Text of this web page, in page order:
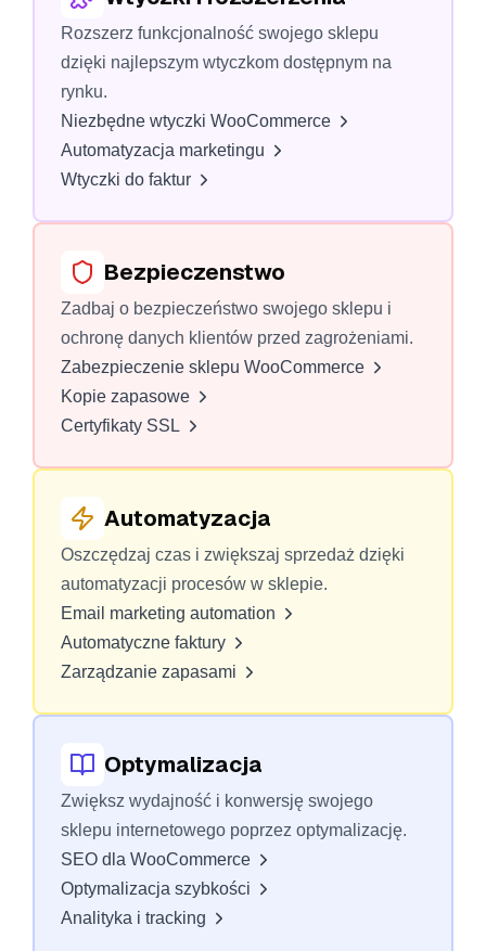
Rozszerz funkcjonalność swojego sklepu
dzięki najlepszym wtyczkom dostępnym na
rynku.
Niezbędne wtyczki WooCommerce
Automatyzacja marketingu
Wtyczki do faktur
Bezpieczenstwo
Zadbaj o bezpieczeństwo swojego sklepu i
ochronę danych klientów przed zagrożeniami.
Zabezpieczenie sklepu WooCommerce
Kopie zapasowe
Certyfikaty SSL
Automatyzacja
Oszczędzaj czas i zwiększaj sprzedaż dzięki
automatyzacji procesów w sklepie.
Email marketing automation
Automatyczne faktury
Zarządzanie zapasami
Optymalizacja
Zwiększ wydajność i konwersję swojego
sklepu internetowego poprzez optymalizację.
SEO dla WooCommerce
Optymalizacja szybkości
Analityka i tracking